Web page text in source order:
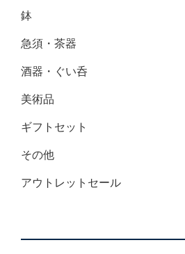
鉢
急須・茶器
酒器・ぐい呑
美術品
ギフトセット
その他
アウトレットセール